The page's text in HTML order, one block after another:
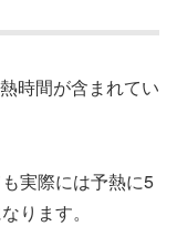
時間が含まれてい
実際には予熱に5
ります。